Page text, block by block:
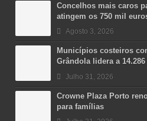
Concelhos mais caros
atingem os 750 mil
Agosto 3, 2026
Municípios costeiros
Grândola lidera a
Julho 31, 2026
Crowne Plaza Porto
para famílias